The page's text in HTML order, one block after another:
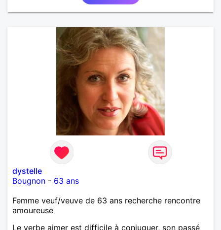
dystelle
Bougnon - 63 ans
Femme veuf/veuve de 63 ans recherche rencontre
amoureuse
Le verbe aimer est difficile à conjuguer, son passé